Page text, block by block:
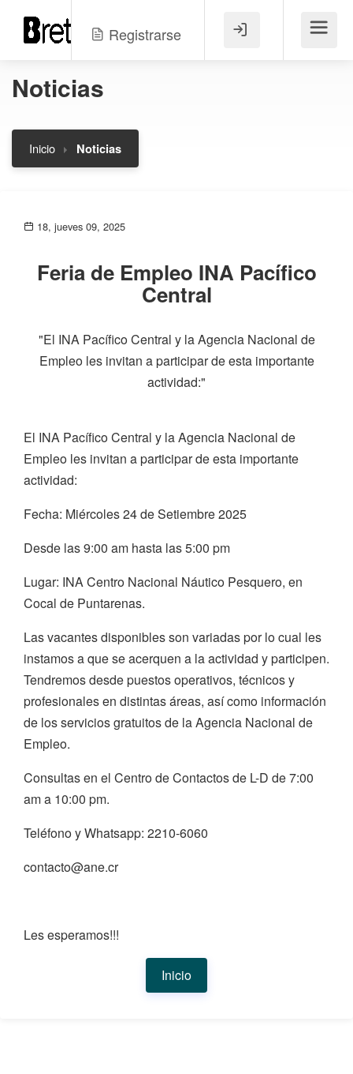
Registrarse Menú
Noticias
Inicio Noticias
18, jueves 09, 2025
Feria de Empleo INA Pacífico
Central
"El INA Pacífico Central y la Agencia Nacional de
Empleo les invitan a participar de esta importante
actividad:"
El INA Pacífico Central y la Agencia Nacional de
Empleo les invitan a participar de esta importante
actividad:
Fecha: Miércoles 24 de Setiembre 2025
Desde las 9:00 am hasta las 5:00 pm
Lugar: INA Centro Nacional Náutico Pesquero, en
Cocal de Puntarenas.
Las vacantes disponibles son variadas por lo cual les
instamos a que se acerquen a la actividad y participen.
Tendremos desde puestos operativos, técnicos y
profesionales en distintas áreas, así como información
de los servicios gratuitos de la Agencia Nacional de
Empleo.
Consultas en el Centro de Contactos de L-D de 7:00
am a 10:00 pm.
Teléfono y Whatsapp: 2210-6060
contacto@ane.cr
Les esperamos!!!
Inicio